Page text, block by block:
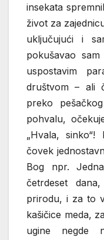
insekata
život za
uključujući i
pokušavao
uspostavim
društvom – ali
preko
pohvalu,
„Hvala,
čovek
Bog npr.
četrdeset
prirodu, i za to
kašičice meda,
ugine negde